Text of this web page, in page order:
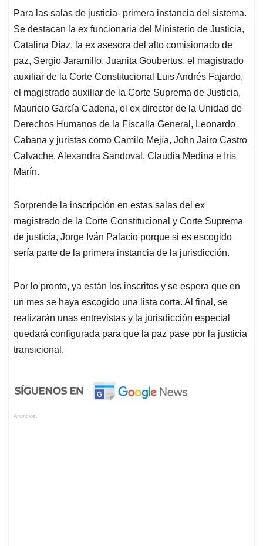
Para las salas de justicia- primera instancia del sistema.
Se destacan la ex funcionaria del Ministerio de Justicia,
Catalina Díaz, la ex asesora del alto comisionado de
paz, Sergio Jaramillo, Juanita Goubertus, el magistrado
auxiliar de la Corte Constitucional Luis Andrés Fajardo,
el magistrado auxiliar de la Corte Suprema de Justicia,
Mauricio García Cadena, el ex director de la Unidad de
Derechos Humanos de la Fiscalía General, Leonardo
Cabana y juristas como Camilo Mejía, John Jairo Castro
Calvache, Alexandra Sandoval, Claudia Medina e Iris
Marín.
Sorprende la inscripción en estas salas del ex
magistrado de la Corte Constitucional y Corte Suprema
de justicia, Jorge Iván Palacio porque si es escogido
sería parte de la primera instancia de la jurisdicción.
Por lo pronto, ya están los inscritos y se espera que en
un mes se haya escogido una lista corta. Al final, se
realizarán unas entrevistas y la jurisdicción especial
quedará configurada para que la paz pase por la justicia
transicional.
Anuncios.